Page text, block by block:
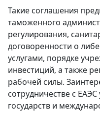
Такие соглашения
таможенного
регулирования,
договоренности о
услугами, порядке
инвестиций, а также
рабочей силы.
сотрудничестве с
государств и